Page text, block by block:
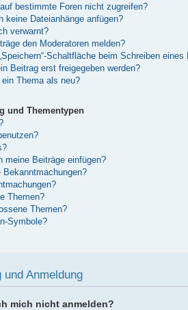
bestimmte Foren nicht zugreifen?
keine Dateianhänge anfügen?
verwarnt?
den Moderatoren melden?
Schaltfläche beim Schreiben eines
Beitrag erst freigegeben werden?
Thema als neu?
und Thementypen
meine Beiträge einfügen?
Themen?
Themen?
Symbole?
und Anmeldung
mich nicht anmelden?